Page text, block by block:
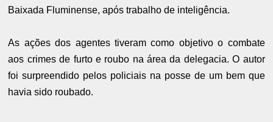
Baixada Fluminense, após trabalho de inteligência.
As ações dos agentes tiveram como objetivo o combate
aos crimes de furto e roubo na área da delegacia. O autor
foi surpreendido pelos policiais na posse de um bem que
havia sido roubado.